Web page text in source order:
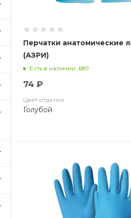
Перчатки анатомические
(АЗРИ)
Есть в наличии: 689
74 ₽
Цвет отделки
Голубой